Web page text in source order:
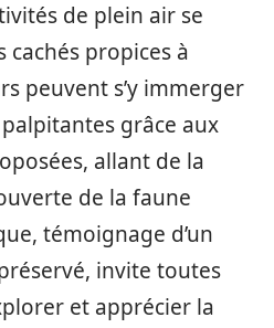
de plein air se
cachés propices à
peuvent s’y immerger
grâce aux
allant de la
de la faune
témoignage d’un
invite toutes
et apprécier la